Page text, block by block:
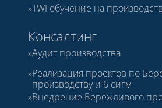
TWI обучение на
Консалтинг
Аудит производства
Реализация проектов по
производству и 6 сигм
Внедрение Бережливого